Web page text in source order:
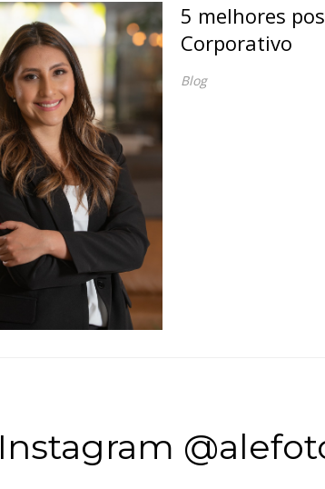
5 melhores
Corporativo
Blog
Instagram